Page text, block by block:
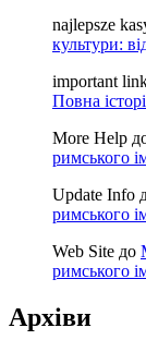
najlepsze
культури:
important
Повна
More Help
римського
Update Info
римського
Web Site до
римського
Архіви